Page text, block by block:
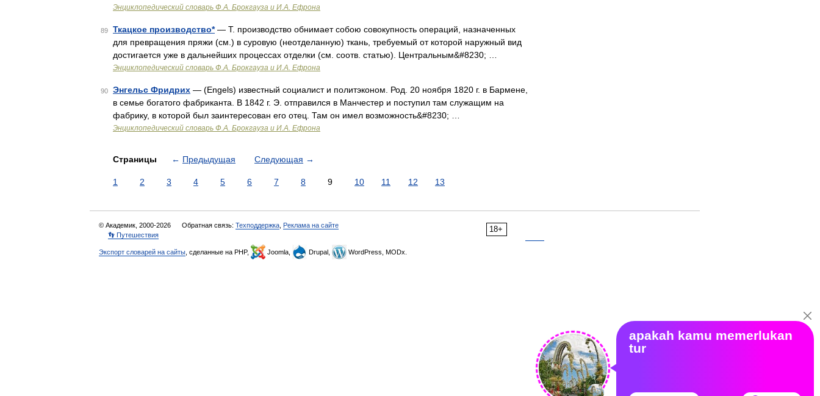
Энциклопедический словарь Ф.А. Брокгауза и И.А. Ефрона
89 Ткацкое производство*— Т. производство обнимает собою совокупность операций, назначенных
для превращения пряжи (см.) в суровую (неотделанную) ткань, требуемый от которой наружный вид
достигается уже в дальнейших процессах отделки (см. соотв. статью). Центральным&#8230; …
Энциклопедический словарь Ф.А. Брокгауза и И.А. Ефрона
90 Энгельс Фридрих — (Engels) известный социалист и политэконом. Род. 20 ноября 1820 г. в Бармене,
в семье богатого фабриканта. В 1842 г. Э. отправился в Манчестер и поступил там служащим на
фабрику, в которой был заинтересован его отец. Там он имел возможность&#8230; …
Энциклопедический словарь Ф.А. Брокгауза и И.А. Ефрона
Страницы ← Предыдущая Следующая →
1 2 3 4 5 6 7 8 9 10 11 12 13
18+
© Академик, 2000-2026 Обратная связь: Техподдержка Реклама на сайте
👣 Путешествия
Экспорт словарей на сайты , сделанные на PHP, Joomla, Drupal, WordPress, MODx.